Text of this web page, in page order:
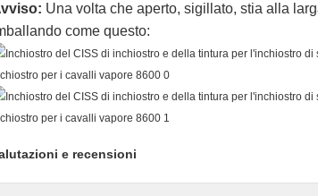
Una volta che aperto, sigillato, stia alla
come questo:
e recensioni